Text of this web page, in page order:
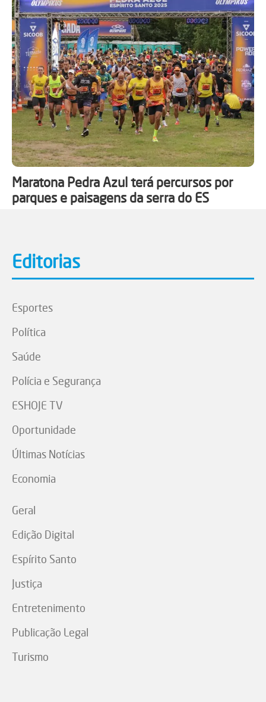
Maratona Pedra Azul terá percursos por
parques e paisagens da serra do ES
Editorias
Esportes
Política
Saúde
Polícia e Segurança
ESHOJE TV
Oportunidade
Últimas Notícias
Economia
Geral
Edição Digital
Espírito Santo
Justiça
Entretenimento
Publicação Legal
Turismo